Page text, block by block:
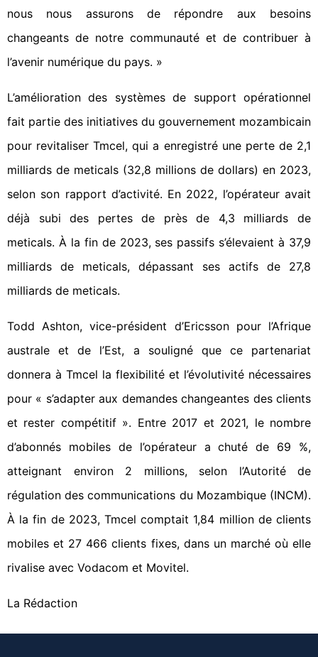
nous nous assurons de répondre aux besoins
changeants de notre communauté et de contribuer à
l’avenir numérique du pays. »
L’amélioration des systèmes de support opérationnel
fait partie des initiatives du gouvernement mozambicain
pour revitaliser Tmcel, qui a enregistré une perte de 2,1
milliards de meticals (32,8 millions de dollars) en 2023,
selon son rapport d’activité. En 2022, l’opérateur avait
déjà subi des pertes de près de 4,3 milliards de
meticals. À la fin de 2023, ses passifs s’élevaient à 37,9
milliards de meticals, dépassant ses actifs de 27,8
milliards de meticals.
Todd Ashton, vice-président d’Ericsson pour l’Afrique
australe et de l’Est, a souligné que ce partenariat
donnera à Tmcel la flexibilité et l’évolutivité nécessaires
pour « s’adapter aux demandes changeantes des clients
et rester compétitif ». Entre 2017 et 2021, le nombre
d’abonnés mobiles de l’opérateur a chuté de 69 %,
atteignant environ 2 millions, selon l’Autorité de
régulation des communications du Mozambique (INCM).
À la fin de 2023, Tmcel comptait 1,84 million de clients
mobiles et 27 466 clients fixes, dans un marché où elle
rivalise avec Vodacom et Movitel.
La Rédaction